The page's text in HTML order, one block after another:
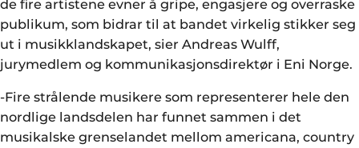
de fire artistene evner å gripe, engasjere og overraske
publikum, som bidrar til at bandet virkelig stikker seg
ut i musikklandskapet, sier Andreas Wulff,
jurymedlem og kommunikasjonsdirektør i Eni Norge.
-Fire strålende musikere som representerer hele den
nordlige landsdelen har funnet sammen i det
musikalske grenselandet mellom americana, country